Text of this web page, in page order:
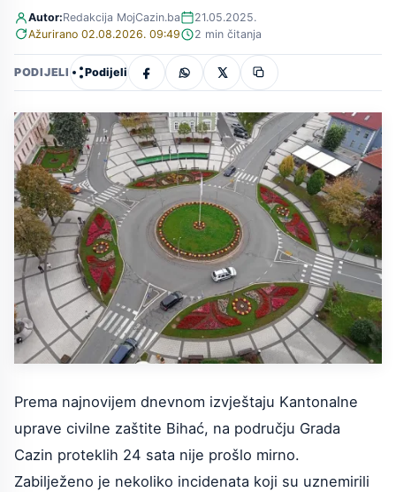
Autor:Redakcija MojCazin.ba
21.05.2025.
Ažurirano 02.08.2026. 09:49
2 min čitanja
PODIJELI Podijeli
Prema najnovijem dnevnom izvještaju Kantonalne
uprave civilne zaštite Bihać, na području Grada
Cazin proteklih 24 sata nije prošlo mirno.
Zabilježeno je nekoliko incidenata koji su uznemirili